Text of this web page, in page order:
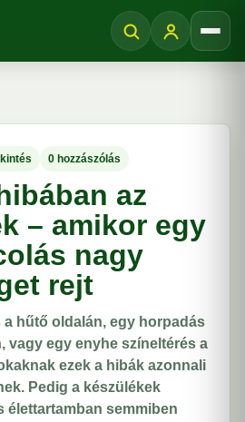
0 hozzászólás
az
– amikor egy
nagy
rejt
a hűtő oldalán, egy horpadás
vagy egy enyhe színeltérés a
ezek a hibák azonnali
Pedig a készülékek
élettartamban semmiben